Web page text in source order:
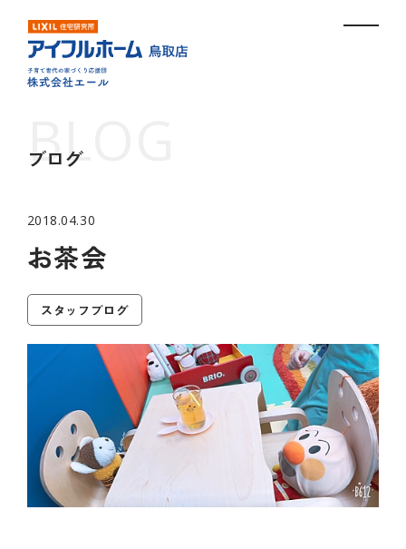
ブログ
2018.04.30
お茶会
スタッフブログ